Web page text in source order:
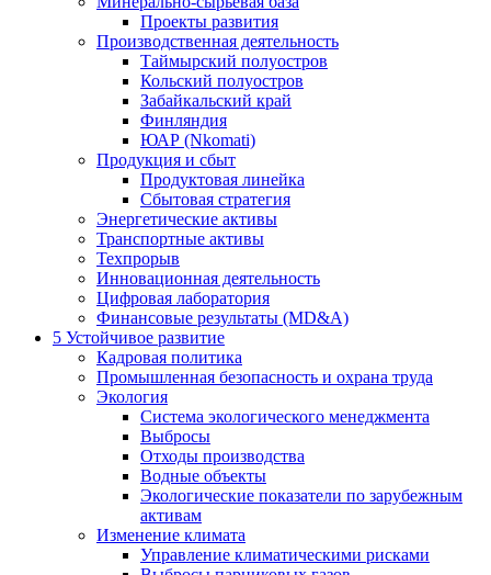
Проекты развития
Производственная деятельность
Таймырский полуостров
Кольский полуостров
Забайкальский край
Финляндия
ЮАР (Nkomati)
Продукция и сбыт
Продуктовая линейка
Сбытовая стратегия
Энергетические активы
Транспортные активы
Техпрорыв
Инновационная деятельность
Цифровая лаборатория
Финансовые результаты (MD&A)
5 Устойчивое развитие
Кадровая политика
Промышленная безопасность и охрана труда
Экология
Система экологического менеджмента
Выбросы
Отходы производства
Водные объекты
Экологические показатели по зарубежным
активам
Изменение климата
Управление климатическими рисками